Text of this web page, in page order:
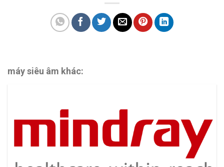
máy siêu âm khác: